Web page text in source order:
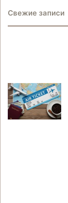
Свежие записи